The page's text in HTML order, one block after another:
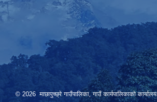
© 2026 माछापुच्छ्रे गाउँपालिका, गाउँ कार्यपालिकाको कार्यालय